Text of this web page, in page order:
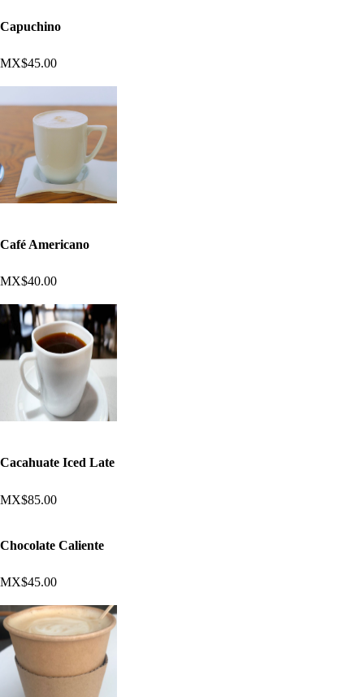
Capuchino
MX$45.00
Café Americano
MX$40.00
Cacahuate Iced Late
MX$85.00
Chocolate Caliente
MX$45.00